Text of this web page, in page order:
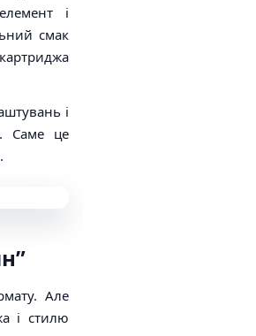
і
смак
і
Саме це
Але
і стилю